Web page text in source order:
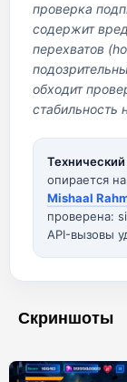
проверка
содержит
перехватов
обходит
стабильность
Технический
опирается
Mishaal
проверена:
API-вызовы
Скриншоты